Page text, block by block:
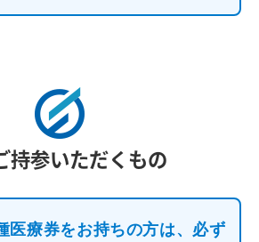
持参いただくもの
医療券をお持ちの方は、必ず